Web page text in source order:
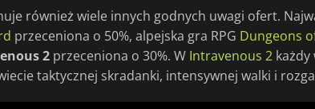
również wiele innych godnych uwagi ofert.
przeceniona o 50%, alpejska gra RPG Dungeons
2 przeceniona o 30%. W Intravenous 2 każdy
taktycznej skradanki, intensywnej walki i